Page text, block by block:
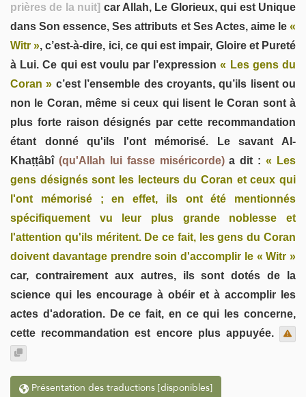
prières de la nuit] car Allah, Le Glorieux, qui est Unique
dans Son essence, Ses attributs et Ses Actes, aime le «
Witr », c’est-à-dire, ici, ce qui est impair, Gloire et Pureté
à Lui. Ce qui est voulu par l’expression« Les gens du
Coran » c’est l’ensemble des croyants, qu’ils lisent ou
non le Coran, même si ceux qui lisent le Coran sont à
plus forte raison désignés par cette recommandation
étant donné qu'ils l'ont mémorisé. Le savant Al-
Khaṭṭâbî (qu'Allah lui fasse miséricorde)a dit :« Les
gens désignés sont les lecteurs du Coran et ceux qui
l'ont mémorisé ; en effet, ils ont été mentionnés
spécifiquement vu leur plus grande noblesse et
l'attention qu'ils méritent. De ce fait, les gens du Coran
doivent davantage prendre soin d'accomplir le « Witr »
car, contrairement aux autres, ils sont dotés de la
science qui les encourage à obéir et à accomplir les
actes d'adoration. De ce fait, en ce qui les concerne,
cette recommandation est encore plus appuyée.
Présentation des traductions [disponibles]